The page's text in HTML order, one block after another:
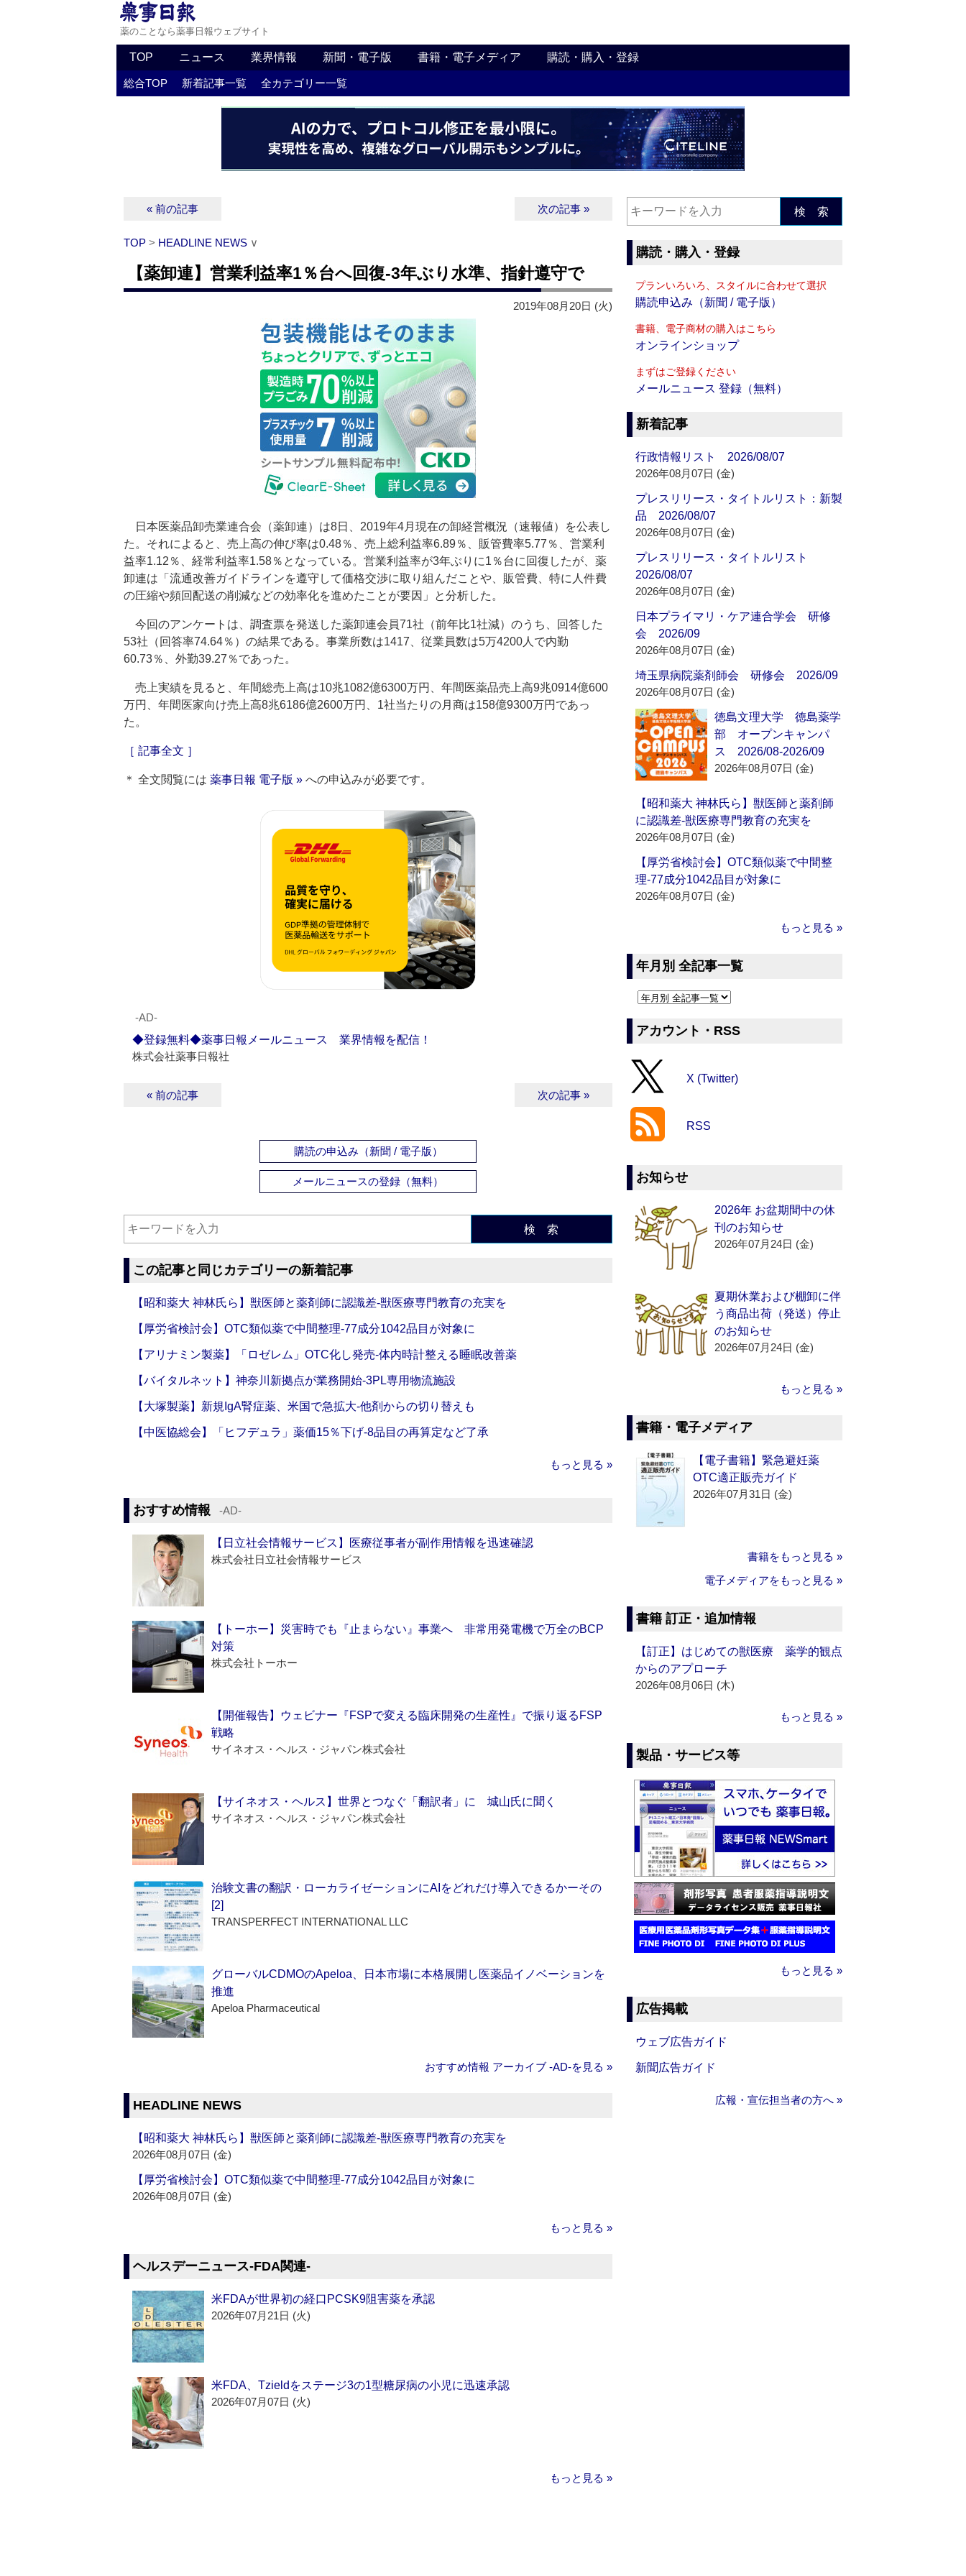
薬のことなら薬事日報ウェブサイト
TOP ニュース 業界情報 新聞・電子版 書籍・電子メディア 購読・購入・登録
総合TOP 新着記事一覧 全カテゴリー一覧
« 前の記事 次の記事 »
TOP > HEADLINE NEWS ∨
【薬卸連】営業利益率1％台へ回復‐3年ぶり水準、指針遵守で
2019年08月20日 (火)
日本医薬品卸売業連合会（薬卸連）は8日、2019年4月現在の卸経営概況（速報値）を公表し
た。それによると、売上高の伸び率は0.48％、売上総利益率6.89％、販管費率5.77％、営業利
益率1.12％、経常利益率1.58％となっている。営業利益率が3年ぶりに1％台に回復したが、薬
卸連は「流通改善ガイドラインを遵守して価格交渉に取り組んだことや、販管費、特に人件費
の圧縮や頻回配送の削減などの効率化を進めたことが要因」と分析した。
今回のアンケートは、調査票を発送した薬卸連会員71社（前年比1社減）のうち、回答した
53社（回答率74.64％）の結果である。事業所数は1417、従業員数は5万4200人で内勤
60.73％、外勤39.27％であった。
売上実績を見ると、年間総売上高は10兆1082億6300万円、年間医薬品売上高9兆0914億600
万円、年間医家向け売上高8兆6186億2600万円、1社当たりの月商は158億9300万円であっ
た。
［ 記事全文 ］
＊ 全文閲覧には 薬事日報 電子版 » への申込みが必要です。
‐AD‐
◆登録無料◆薬事日報メールニュース 業界情報を配信！
株式会社薬事日報社
« 前の記事 次の記事 »
購読の申込み（新聞 / 電子版）
メールニュースの登録（無料）
検 索
この記事と同じカテゴリーの新着記事
【昭和薬大 神林氏ら】獣医師と薬剤師に認識差‐獣医療専門教育の充実を
【厚労省検討会】OTC類似薬で中間整理‐77成分1042品目が対象に
【アリナミン製薬】「ロゼレム」OTC化し発売‐体内時計整える睡眠改善薬
【バイタルネット】神奈川新拠点が業務開始‐3PL専用物流施設
【大塚製薬】新規IgA腎症薬、米国で急拡大‐他剤からの切り替えも
【中医協総会】「ヒフデュラ」薬価15％下げ‐8品目の再算定など了承
もっと見る »
おすすめ情報 ‐AD‐
【日立社会情報サービス】医療従事者が副作用情報を迅速確認
株式会社日立社会情報サービス
【トーホー】災害時でも『止まらない』事業へ 非常用発電機で万全のBCP
対策
株式会社トーホー
【開催報告】ウェビナー『FSPで変える臨床開発の生産性』で振り返るFSP
戦略
サイネオス・ヘルス・ジャパン株式会社
【サイネオス・ヘルス】世界とつなぐ「翻訳者」に 城山氏に聞く
サイネオス・ヘルス・ジャパン株式会社
治験文書の翻訳・ローカライゼーションにAIをどれだけ導入できるかーその
[2]
TRANSPERFECT INTERNATIONAL LLC
グローバルCDMOのApeloa、日本市場に本格展開し医薬品イノベーションを
推進
Apeloa Pharmaceutical
おすすめ情報 アーカイブ ‐AD‐を見る »
HEADLINE NEWS
【昭和薬大 神林氏ら】獣医師と薬剤師に認識差‐獣医療専門教育の充実を
2026年08月07日 (金)
【厚労省検討会】OTC類似薬で中間整理‐77成分1042品目が対象に
2026年08月07日 (金)
もっと見る »
ヘルスデーニュース‐FDA関連‐
米FDAが世界初の経口PCSK9阻害薬を承認
2026年07月21日 (火)
米FDA、Tzieldをステージ3の1型糖尿病の小児に迅速承認
2026年07月07日 (火)
もっと見る »
検 索
購読・購入・登録
プランいろいろ、スタイルに合わせて選択
購読申込み（新聞 / 電子版）
書籍、電子商材の購入はこちら
オンラインショップ
まずはご登録ください
メールニュース 登録（無料）
新着記事
行政情報リスト 2026/08/07
2026年08月07日 (金)
プレスリリース・タイトルリスト：新製
品 2026/08/07
2026年08月07日 (金)
プレスリリース・タイトルリスト
2026/08/07
2026年08月07日 (金)
日本プライマリ・ケア連合学会 研修
会 2026/09
2026年08月07日 (金)
埼玉県病院薬剤師会 研修会 2026/09
2026年08月07日 (金)
徳島文理大学 徳島薬学
部 オープンキャンパ
ス 2026/08-2026/09
2026年08月07日 (金)
【昭和薬大 神林氏ら】獣医師と薬剤師
に認識差‐獣医療専門教育の充実を
2026年08月07日 (金)
【厚労省検討会】OTC類似薬で中間整
理‐77成分1042品目が対象に
2026年08月07日 (金)
もっと見る »
年月別 全記事一覧
アカウント・RSS
X (Twitter)
RSS
お知らせ
2026年 お盆期間中の休
刊のお知らせ
2026年07月24日 (金)
夏期休業および棚卸に伴
う商品出荷（発送）停止
のお知らせ
2026年07月24日 (金)
もっと見る »
書籍・電子メディア
【電子書籍】緊急避妊薬
OTC適正販売ガイド
2026年07月31日 (金)
書籍をもっと見る »
電子メディアをもっと見る »
書籍 訂正・追加情報
【訂正】はじめての獣医療 薬学的観点
からのアプローチ
2026年08月06日 (木)
もっと見る »
製品・サービス等
もっと見る »
広告掲載
ウェブ広告ガイド
新聞広告ガイド
広報・宣伝担当者の方へ »